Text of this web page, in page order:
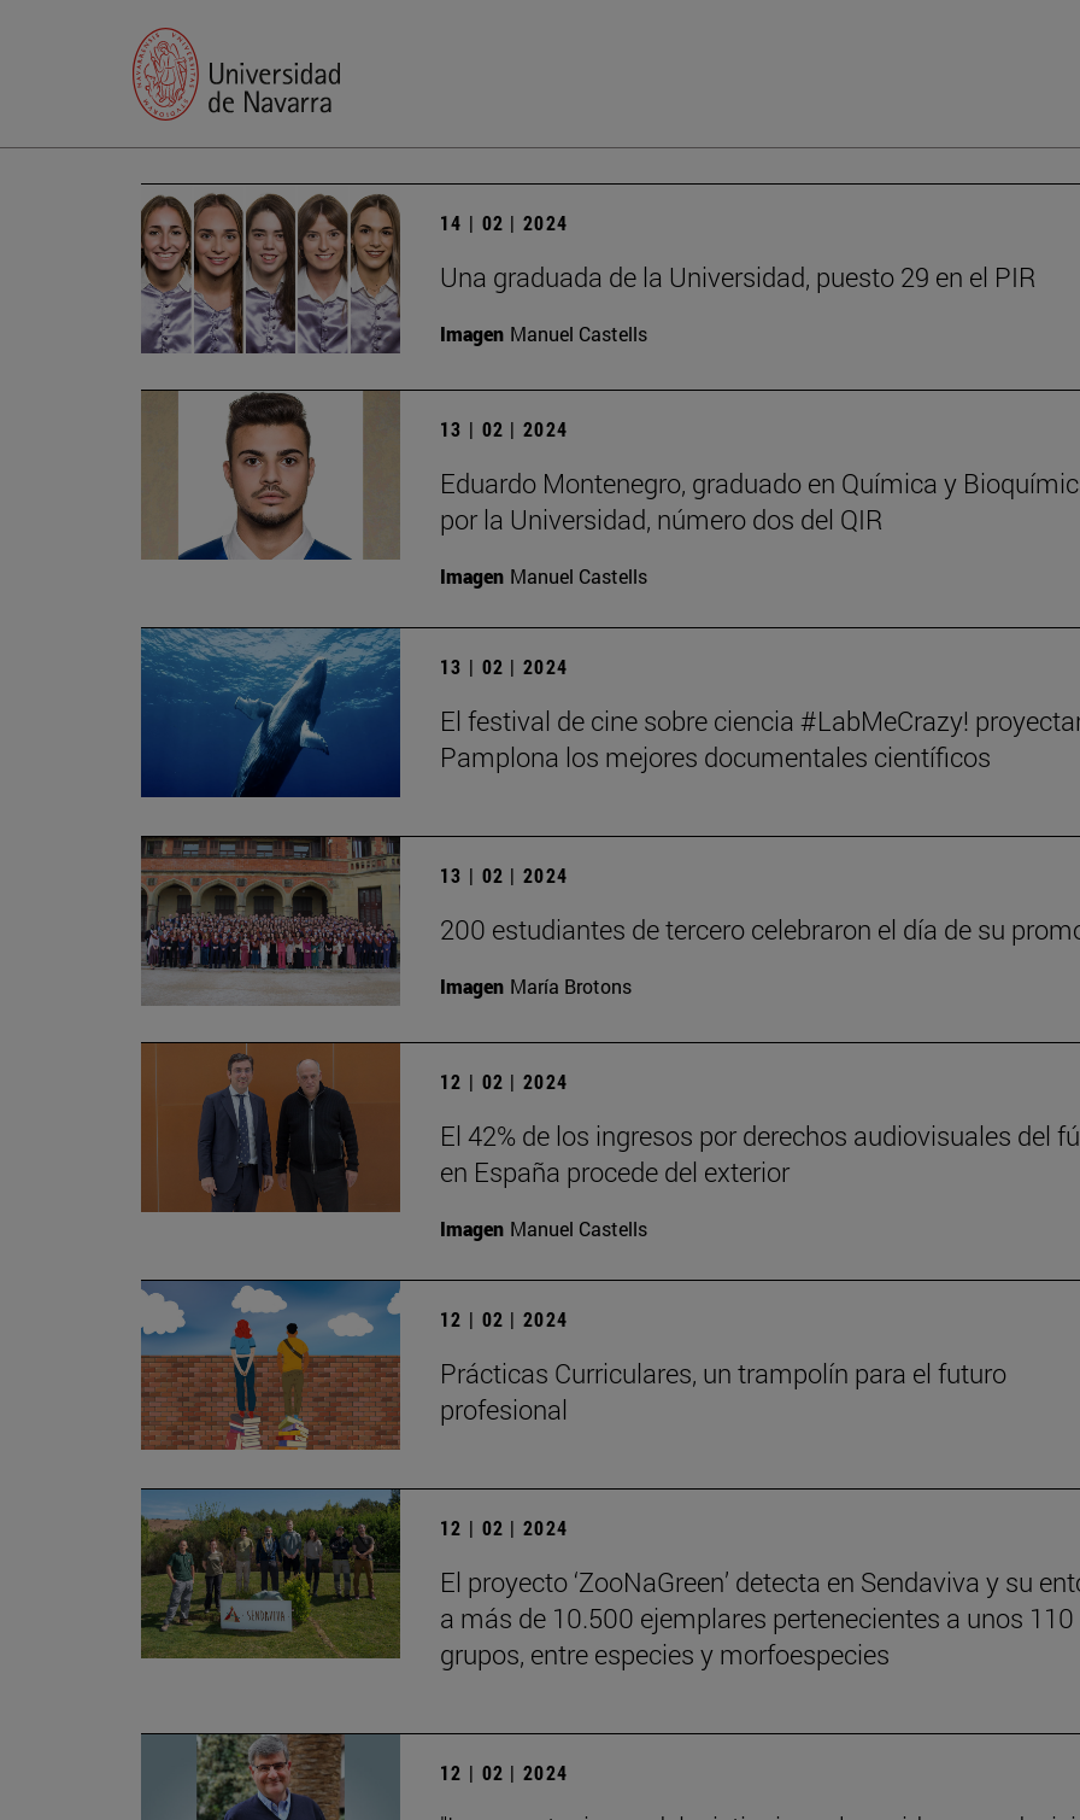
14 | 02 | 2024
Una graduada de la Universidad, puesto 29 en el PIR
Imagen Manuel Castells
13 | 02 | 2024
Eduardo Montenegro, graduado en Química y
por la Universidad, número dos del QIR
Imagen Manuel Castells
13 | 02 | 2024
El festival de cine sobre ciencia #LabMeCrazy!
Pamplona los mejores documentales científicos
13 | 02 | 2024
200 estudiantes de tercero celebraron el día de su
Imagen María Brotons
12 | 02 | 2024
El 42% de los ingresos por derechos audiovisuales del
en España procede del exterior
Imagen Manuel Castells
12 | 02 | 2024
Prácticas Curriculares, un trampolín para el futuro
profesional
12 | 02 | 2024
El proyecto ‘ZooNaGreen’ detecta en Sendaviva y su
a más de 10.500 ejemplares pertenecientes a unos 110
grupos, entre especies y morfoespecies
12 | 02 | 2024